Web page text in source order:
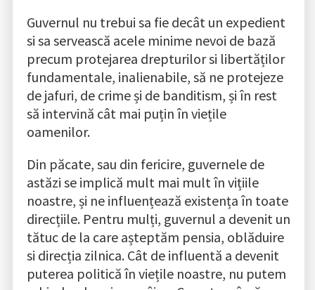
Guvernul nu trebui sa fie decât un expedient
si sa servească acele minime nevoi de bază
precum protejarea drepturilor si libertăților
fundamentale, inalienabile, să ne protejeze
de jafuri, de crime și de banditism, și în rest
să intervină cât mai puțin în viețile
oamenilor.
Din păcate, sau din fericire, guvernele de
astăzi se implică mult mai mult în vițiile
noastre, și ne influențează existența în toate
direcțiile. Pentru mulți, guvernul a devenit un
tătuc de la care așteptăm pensia, oblăduire
si direcția zilnica. Cât de influentă a devenit
puterea politică în viețile noastre, nu putem